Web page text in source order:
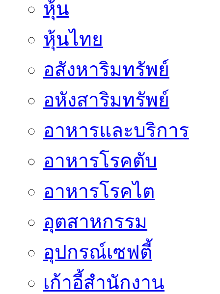
หุ้น
หุ้นไทย
อสังหาริมทรัพย์
อหังสาริมทรัพย์
อาหารและบริการ
อาหารโรคตับ
อาหารโรคไต
อุตสาหกรรม
อุปกรณ์เซฟตี้
เก้าอี้สำนักงาน